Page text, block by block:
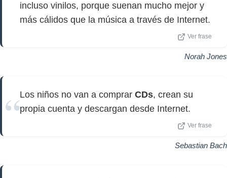
incluso vinilos, porque suenan mucho mejor y
más cálidos que la música a través de Internet.
Ver frase
Norah Jones
Los niños no van a comprar CDs, crean su
propia cuenta y descargan desde Internet.
Ver frase
Sebastian Bach